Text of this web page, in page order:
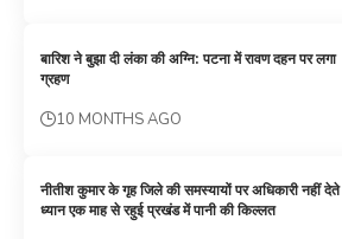
बारिश ने बुझा दी लंका की अग्नि: पटना में रावण दहन पर लगा
ग्रहण
10 MONTHS AGO
नीतीश कुमार के गृह जिले की समस्यायों पर अधिकारी नहीं देते
ध्यान एक माह से रहुई प्रखंड में पानी की किल्लत